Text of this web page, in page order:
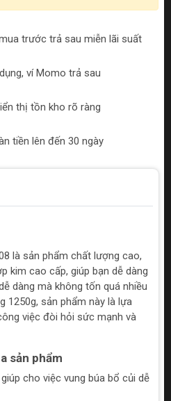
trước trả sau miễn lãi suất
ví Momo trả sau
thị tồn kho rõ ràng
tiền lên đến 30 ngày
là sản phẩm chất lượng cao,
kim cao cấp, giúp bạn dễ dàng
dàng mà không tốn quá nhiều
1250g, sản phẩm này là lựa
việc đòi hỏi sức mạnh và
sản phẩm
cho việc vung búa bổ củi dễ